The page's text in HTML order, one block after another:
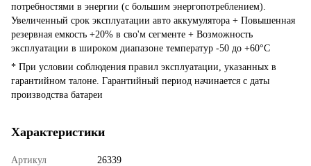
потребностями в энергии (с большим энергопотреблением).
Увеличенный срок эксплуатации авто аккумулятора + Повышенная
резервная емкость +20% в сво'м сегменте + Возможность
эксплуатации в широком диапазоне температур -50 до +60°C
* При условии соблюдения правил эксплуатации, указанных в
гарантийном талоне. Гарантийный период начинается с даты
производства батареи
Характеристики
Артикул
26339